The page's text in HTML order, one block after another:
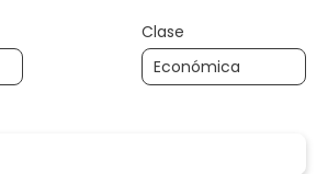
Clase